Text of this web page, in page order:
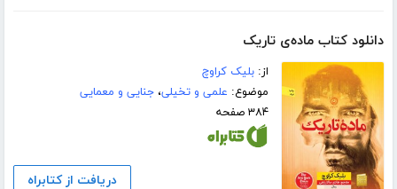
دانلود کتاب ماده‌ی تاریک
از:بلیک کراوچ
موضوع: علمی و تخیلی،جنایی و معمایی
۳۸۴ صفحه
دریافت از کتابراه